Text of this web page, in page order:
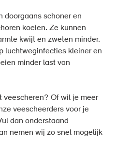
doorgaans schoner en
koeien. Ze kunnen
kwijt en zweten minder.
luchtweginfecties kleiner en
minder last van
veescheren? Of wil je meer
veescheerders voor je
dan onderstaand
nemen wij zo snel mogelijk